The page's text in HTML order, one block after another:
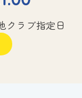
クラブ指定日